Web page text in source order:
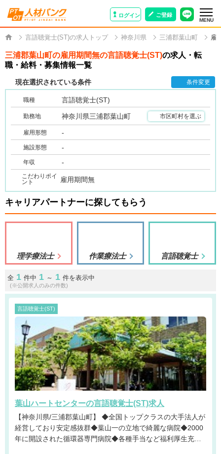
ログイン ご登録
MENU
言語聴覚士(ST)の求人トップ 神奈川県 三浦郡葉山町 雇
三浦郡葉山町の雇用期間無の言語聴覚士(ST)の求人・転
職・給料・募集情報一覧
現在選択されている条件 条件変更
職種 言語聴覚士(ST)
勤務地 神奈川県三浦郡葉山町 市区町村を選ぶ
雇用形態 -
施設形態 -
年収 -
こだわりポイ
ント
雇用期間無
キャリアパートナーに探してもらう
理学療法士 作業療法士 言語聴覚士
全 1 件中 1 ～ 1 件を表示中
(※公開求人のみの件数)
言語聴覚士(ST)
葉山ハートセンターの言語聴覚士(ST)求人
【神奈川県/三浦郡葉山町】 ◆全国トップクラスの大手法人が
経営しており安定感抜群◆葉山一の立地で綺麗な病院◆2000
年に開設された循環器専門病院◆各種手当など福利厚生充実